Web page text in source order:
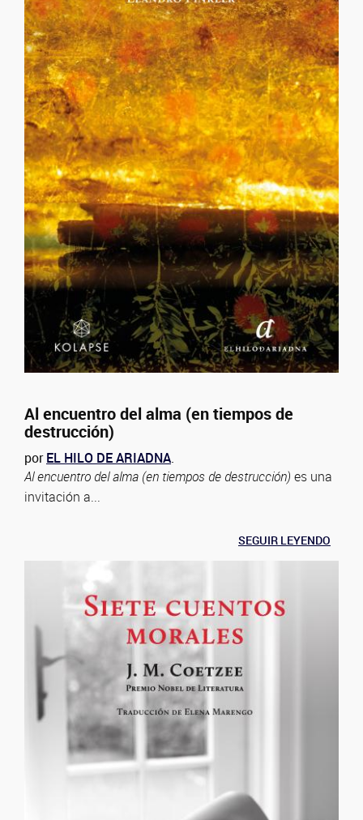
Al encuentro del alma (en tiempos de
destrucción)
porEL HILO DE ARIADNA.
Al encuentro del alma (en tiempos de destrucción) es una
invitación a...
SEGUIR LEYENDO